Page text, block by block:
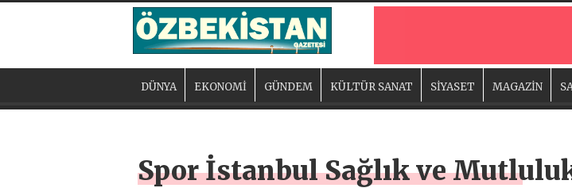
DÜNYA EKONOMİ GÜNDEM KÜLTÜR SANAT SİYASET MAGAZİN
Spor İstanbul Sağlık ve